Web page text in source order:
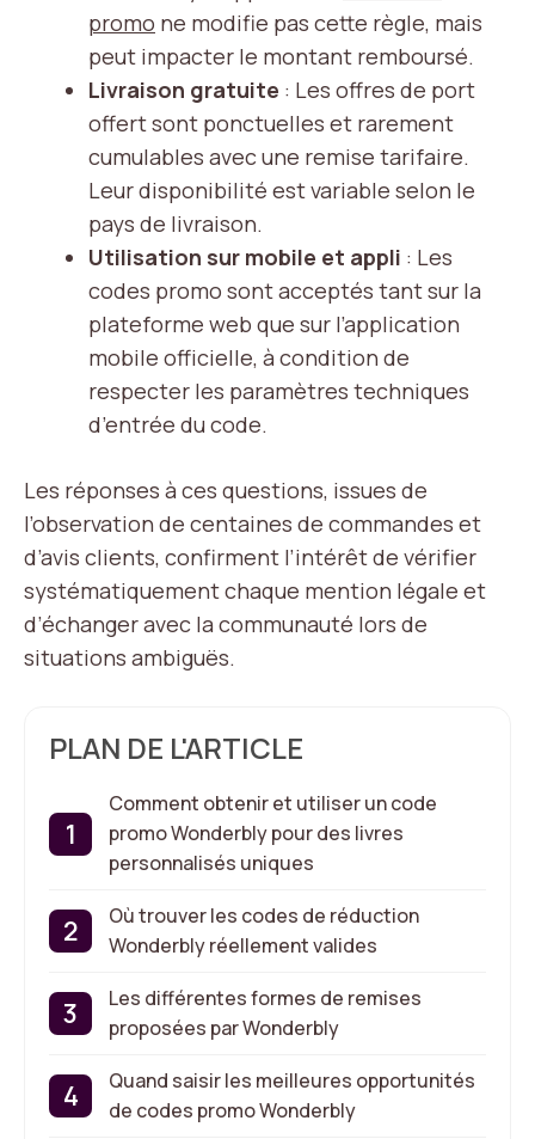
promo ne modifie pas cette règle, mais
peut impacter le montant remboursé.
Livraison gratuite : Les offres de port
offert sont ponctuelles et rarement
cumulables avec une remise tarifaire.
Leur disponibilité est variable selon le
pays de livraison.
Utilisation sur mobile et appli : Les
codes promo sont acceptés tant sur la
plateforme web que sur l’application
mobile officielle, à condition de
respecter les paramètres techniques
d’entrée du code.
Les réponses à ces questions, issues de
l’observation de centaines de commandes et
d’avis clients, confirment l’intérêt de vérifier
systématiquement chaque mention légale et
d’échanger avec la communauté lors de
situations ambiguës.
PLAN DE L'ARTICLE
Comment obtenir et utiliser un code
promo Wonderbly pour des livres
personnalisés uniques
Où trouver les codes de réduction
Wonderbly réellement valides
Les différentes formes de remises
proposées par Wonderbly
Quand saisir les meilleures opportunités
de codes promo Wonderbly